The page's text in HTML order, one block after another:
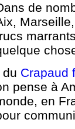
de
du Crapaud
pense à
en